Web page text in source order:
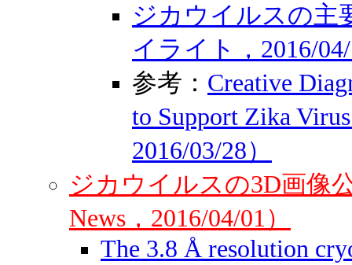
ジカウイルスの主
イライト，2016/
参考： Creative
to Support Zika Virus
2016/03/28）
ジカウイルスの3D画像
News，2016/04/01）
The 3.8 Å resolution